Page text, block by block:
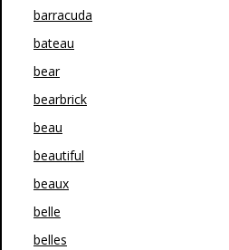
barracuda
bateau
bear
bearbrick
beau
beautiful
beaux
belle
belles